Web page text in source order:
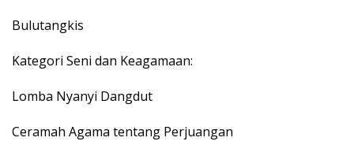
Bulutangkis
Kategori Seni dan Keagamaan:
Lomba Nyanyi Dangdut
Ceramah Agama tentang Perjuangan